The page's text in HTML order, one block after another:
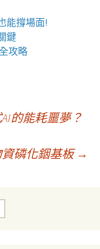
能撐場面!
鍵
攻略
的能耗噩夢？
磷化銦基板 →